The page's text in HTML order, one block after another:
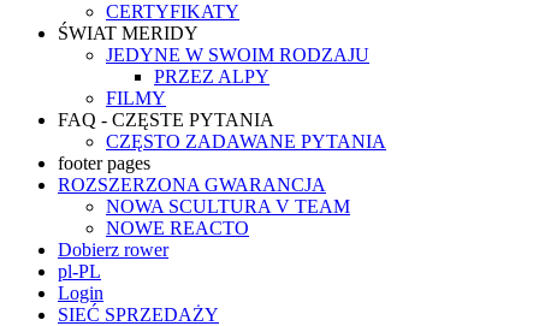
CERTYFIKATY
ŚWIAT MERIDY
JEDYNE W SWOIM RODZAJU
PRZEZ ALPY
FILMY
FAQ - CZĘSTE PYTANIA
CZĘSTO ZADAWANE PYTANIA
footer pages
ROZSZERZONA GWARANCJA
NOWA SCULTURA V TEAM
NOWE REACTO
Dobierz rower
pl-PL
Login
SIEĆ SPRZEDAŻY